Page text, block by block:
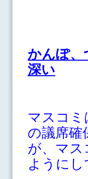
かんぽ、
深い
マスコミ
の議席確
が、マス
ように